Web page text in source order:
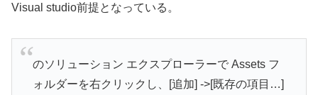
Visual studio前提となっている。
のソリューション エクスプローラーで Assets フ
ォルダーを右クリックし、[追加] ->[既存の項目…]